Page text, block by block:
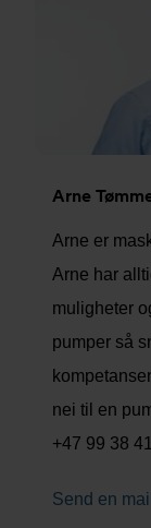
Arne
Arne er
Arne har
muligheter
pumper så
nei til en
+47 99 38
Send en